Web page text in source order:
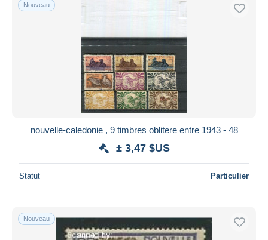
Nouveau
nouvelle-caledonie , 9 timbres oblitere entre 1943 - 48
± 3,47 $US
Statut Particulier
Nouveau